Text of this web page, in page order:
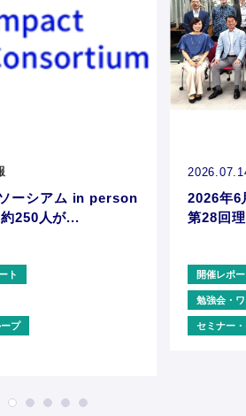
ソーシアム in person
250人が...
ト
プ
2026年
第28回
開催レポ
勉強会・
セミナー